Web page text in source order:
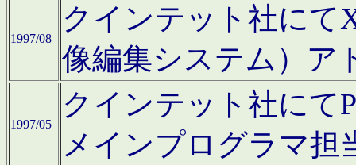
1997/08
クインテット社にて
像編集システム）ア
1997/05
クインテット社にて
メインプログラマ担